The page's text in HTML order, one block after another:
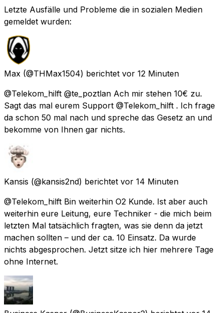
Letzte Ausfälle und Probleme die in sozialen Medien
gemeldet wurden:
Max (@THMax1504) berichtet vor 12 Minuten
@Telekom_hilft @te_poztlan Ach mir stehen 10€ zu.
Sagt das mal eurem Support @Telekom_hilft . Ich frage
da schon 50 mal nach und spreche das Gesetz an und
bekomme von Ihnen gar nichts.
Kansis (@kansis2nd) berichtet vor 14 Minuten
@Telekom_hilft Bin weiterhin O2 Kunde. Ist aber auch
weiterhin eure Leitung, eure Techniker - die mich beim
letzten Mal tatsächlich fragten, was sie denn da jetzt
machen sollten – und der ca. 10 Einsatz. Da wurde
nichts abgesprochen. Jetzt sitze ich hier mehrere Tage
ohne Internet.